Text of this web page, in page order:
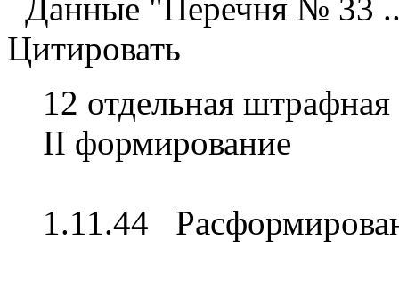
Данные "Перечня № 33
Цитировать
12 отдельная
II
1.11.44